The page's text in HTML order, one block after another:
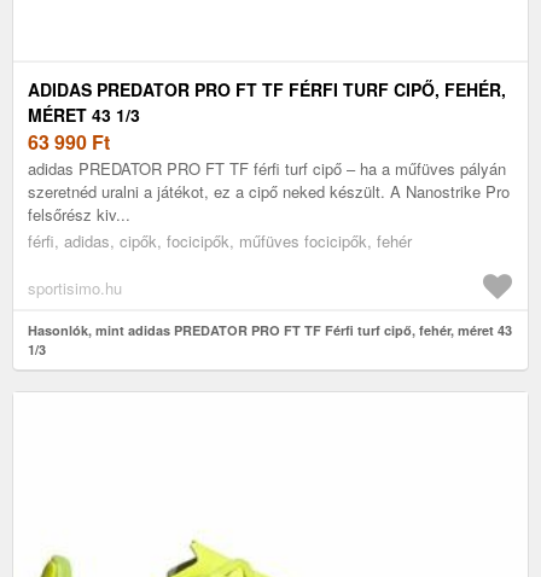
ADIDAS PREDATOR PRO FT TF FÉRFI TURF CIPŐ, FEHÉR,
MÉRET 43 1/3
63 990 Ft
adidas PREDATOR PRO FT TF férfi turf cipő – ha a műfüves pályán
szeretnéd uralni a játékot, ez a cipő neked készült. A Nanostrike Pro
felsőrész kiv...
férfi, adidas, cipők, focicipők, műfüves focicipők, fehér
sportisimo.hu
Hasonlók, mint adidas PREDATOR PRO FT TF Férfi turf cipő, fehér, méret 43
1/3